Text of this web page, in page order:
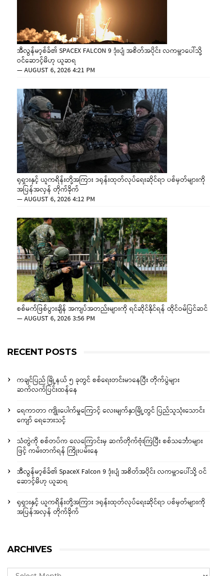
အီလွန်မာ့စ်ခ်၏ SPACEX FALCON 9 ဒုံးပျံ အစိတ်အပိုင်း လကမ္ဘာပေါ်သို့
ဝင်ဆောင့်မိဟု ယူဆရ
—AUGUST 6, 2026 4:21 PM
ရုရှားနှင့် ယူကရိန်းတို့အကြား ဒရုန်းထုတ်လုပ်ရေးဆိုင်ရာ ပစ်မှတ်များကို
အပြန်အလှန် တိုက်ခိုက်
—AUGUST 6, 2026 4:12 PM
စစ်မက်ဖြစ်ပွားချိန် အကျပ်အတည်းများကို ရင်ဆိုင်နိုင်ရန် ထိုင်ဝမ်ပြင်ဆင်
—AUGUST 6, 2026 3:56 PM
RECENT POSTS
ကချင်ပြည် မြို့နယ် ၅ ခုတွင် စစ်ရေးတင်းမာနေပြီး တိုက်ပွဲများ
ဆက်လက်ပြင်းထန်နေ
ရေကာတာ ကျိုးပေါက်မှုကြောင့် လေးမျက်နှာမြို့တွင် ပြည်သူသုံးသောင်း
ကျော် ရေဘေးသင့်
သံတွဲကို စစ်တပ်က လေကြောင်းမှ ဆက်တိုက်ဗုံးကြဲပြီး စစ်သင်္ဘောများ
ဖြင့် ကမ်းတက်ရန် ကြိုးပမ်းနေ
အီလွန်မာ့စ်ခ်၏ SpaceX Falcon 9 ဒုံးပျံ အစိတ်အပိုင်း လကမ္ဘာပေါ်သို့ ဝင်
ဆောင့်မိဟု ယူဆရ
ရုရှားနှင့် ယူကရိန်းတို့အကြား ဒရုန်းထုတ်လုပ်ရေးဆိုင်ရာ ပစ်မှတ်များကို
အပြန်အလှန် တိုက်ခိုက်
ARCHIVES